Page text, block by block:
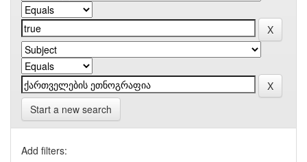
Start a new search
Add filters: